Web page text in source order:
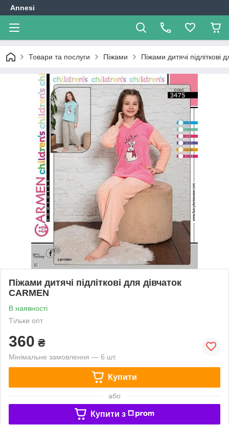
Annesi
Товари та послуги Піжами Піжами дитячі підліткові
Піжами дитячі підліткові для дівчаток
CARMEN
В наявності
Тільки опт
360 ₴
Мінімальне замовлення — 6 шт.
Купити
або
Купити з